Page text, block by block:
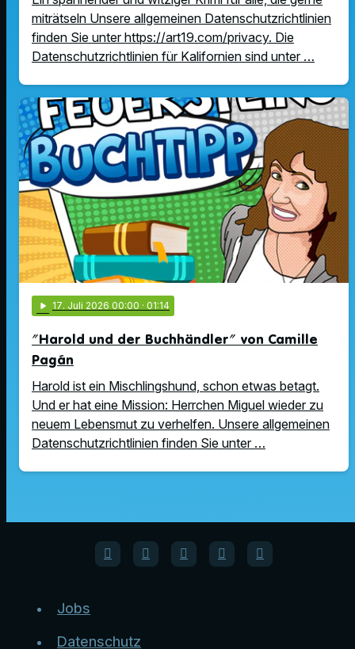
miträtseln Unsere allgemeinen Datenschutzrichtlinien
finden Sie unter https://art19.com/privacy. Die
Datenschutzrichtlinien für Kalifornien sind unter …
play_arrow 17. Juli 2026 00:00 · 01:14
"Harold und der Buchhändler" von Camille
Pagán
Harold ist ein Mischlingshund, schon etwas betagt.
Und er hat eine Mission: Herrchen Miguel wieder zu
neuem Lebensmut zu verhelfen. Unsere allgemeinen
Datenschutzrichtlinien finden Sie unter …
Jobs
Datenschutz